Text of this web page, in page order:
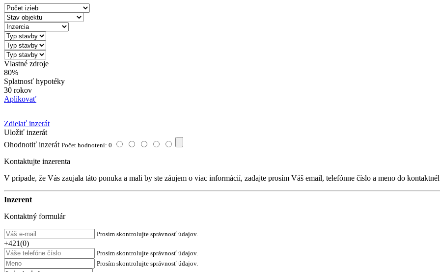
Vlastné zdroje
80%
Splatnosť hypotéky
30 rokov
Aplikovať
Zdielať inzerát
Uložiť inzerát
Ohodnotiť inzerát Počet hodnotení: 0
Kontaktujte inzerenta
V prípade, že Vás zaujala táto ponuka a mali by ste záujem o viac informácií, zadajte prosím Váš email, telefónne číslo a meno do
Inzerent
Kontaktný formulár
Prosím skontrolujte správnosť údajov.
+421(0)
Prosím skontrolujte správnosť údajov.
Prosím skontrolujte správnosť údajov.